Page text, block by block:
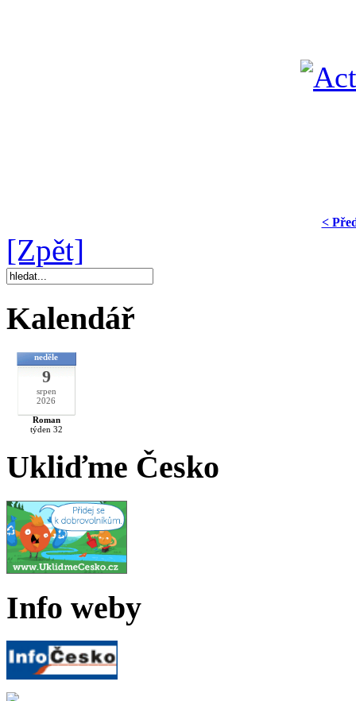
<
[Zpět]
Kalendář
neděle
9
srpen
2026
Roman
týden 32
Ukliďme Česko
Info weby